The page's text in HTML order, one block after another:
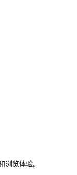
浏览体验。